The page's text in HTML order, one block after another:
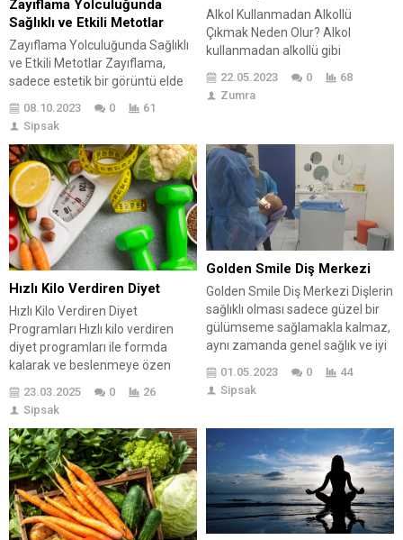
Zayıflama Yolculuğunda
Sağlıklı ve Etkili Metotlar
Zayıflama Yolculuğunda Sağlıklı
ve Etkili Metotlar Zayıflama,
sadece estetik bir görüntü elde
etmekten öte, genel sağlık ve
yaşam kalitesini artırmak için de
önemli bir adımdır. Ancak, hızlı
sonuçlar elde etmek amacıyla
kullanılan radikal diyetler ve
takviyeler yerine, sağlıklı ve
sürdürülebilir bir zayıflama süreci
benimsemek uzun vadede daha
etkilidir. Zayıflama, bir hedefe
ulaşma...
08.10.2023 0
61
Sipsak
Alkol Kullanmadan Alkollü
Çıkmak Neden Olur? Alkol
kullanmadan alkollü gibi
Alkol almadan da alkollü gibi
hissetmek mümkün. Ancak, bu
belirtidir ve dikkate alınmalıdır.
Sihirli bir hile veya gizli bir
numara değil, bu durum
genellikle çeşitli sağlık
sorunlarının belirtisidir. Bilim...
22.05.2023 0
68
Zumra
Hızlı Kilo Verdiren Diyet
Hızlı Kilo Verdiren Diyet
Programları Hızlı kilo verdiren
diyet programları ile formda
kalarak ve beslenmeye özen
verebilirsiniz. Hızlı kilo verdiren
programlar ve diyet listeleri ile
hızla kilo verirken aynı zamanda
vücudu dirençte tutmak da
mümkün olmaktadır. Siz de hem
iyi beslenerek hem de diyet
yaparak hızlıca kilo...
23.03.2025 0
26
Sipsak
Golden Smile Diş Merkezi
Golden Smile Diş Merkezi Dişlerin
sağlıklı olması sadece güzel bir
gülümseme sağlamakla kalmaz,
aynı zamanda genel sağlık ve iyi
Dişler, yiyecekleri doğru bir
şekilde çiğnemeye yardımcı olur,
yapmamızı sağlar ve yüz
ifademize şekil verir. Ayrıca, diş
sağlığı problemleri, diğer sağlık
sorunlarının ortaya...
01.05.2023 0
44
Sipsak